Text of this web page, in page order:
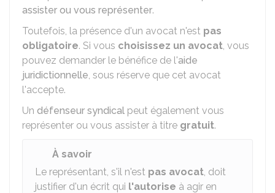
assister ou vous représenter.
Toutefois, la présence d'un avocat n'est pas
obligatoire. Si vous choisissez un avocat, vous
pouvez demander le bénéfice de l'aide
juridictionnelle, sous réserve que cet avocat
l'accepte.
Un défenseur syndical peut également vous
représenter ou vous assister à titre gratuit.
À savoir
Le représentant, s'il n'est pas avocat, doit
justifier d'un écrit qui l'autorise à agir en